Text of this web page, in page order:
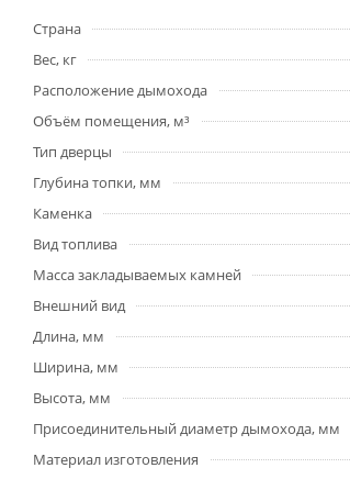
Страна
Вес, кг
Расположение дымохода
Объём помещения, м³
Тип дверцы
Глубина топки, мм
Каменка
Вид топлива
Масса закладываемых камней
Внешний вид
Длина, мм
Ширина, мм
Высота, мм
Присоединительный диаметр дымохода, мм
Материал изготовления